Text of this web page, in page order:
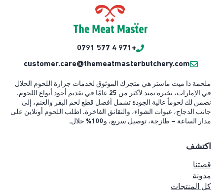
+971 4 577 0791
customer.care@themeatmasterbutchery.com
ملحمة ذا ميت ماستر هي متجرك الموثوق لخدمات جزارة اللحوم الحلال
في الإمارات، بخبرة تمتد لأكثر من 25 عامًا في تقديم أجود أنواع اللحوم.
نضمن لك لحوماً عالية الجودة تشمل أفضل قطع لحم البقر والغنم، إلى
جانب الدجاج، عبوات الشواء، والنقانق الفاخرة. اطلب اللحوم أونلاين على
مدار الساعة – طازجة، توصيل سريع، و100% حلال.
اكتشف
قصتنا
مدونة
كل المنتجات